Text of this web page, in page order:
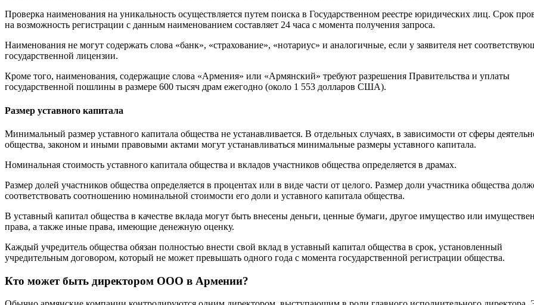
Проверка наименования на уникальность осуществляется путем поиска в Государственном реестре юридических лиц. Срок
на возможность регистрации с данным наименованием составляет 24 часа с момента получения запроса.
Наименования не могут содержать слова «банк», «страхование», «нотариус» и аналогичные, если у заявителя нет
государственной лицензии.
Кроме того, наименования, содержащие слова «Армения» или «Армянский» требуют разрешения Правительства и уплаты
государственной пошлины в размере 600 тысяч драм ежегодно (около 1 553 долларов США).
Размер уставного капитала
Минимальный размер уставного капитала общества не устанавливается. В отдельных случаях, в зависимости от сферы
общества, законом и иными правовыми актами могут устанавливаться минимальные размеры уставного капитала.
Номинальная стоимость уставного капитала общества и вкладов участников общества определяется в драмах.
Размер долей участников общества определяется в процентах или в виде части от целого. Размер доли участника общества
соответствовать соотношению номинальной стоимости его доли и уставного капитала общества.
В уставный капитал общества в качестве вклада могут быть внесены деньги, ценные бумаги, другое имущество или
права, а также иные права, имеющие денежную оценку.
Каждый учредитель общества обязан полностью внести свой вклад в уставный капитал общества в срок, установленный
учредительным договором, который не может превышать одного года с момента государственной регистрации общества.
Кто может быть директором ООО в Армении?